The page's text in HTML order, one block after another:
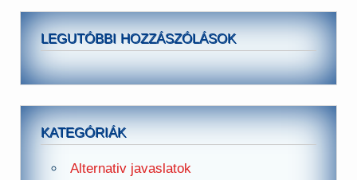
LEGUTÓBBI HOZZÁSZÓLÁSOK
KATEGÓRIÁK
Alternativ javaslatok